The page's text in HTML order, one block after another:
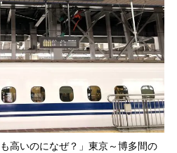
高いのになぜ？」東京～博多間の